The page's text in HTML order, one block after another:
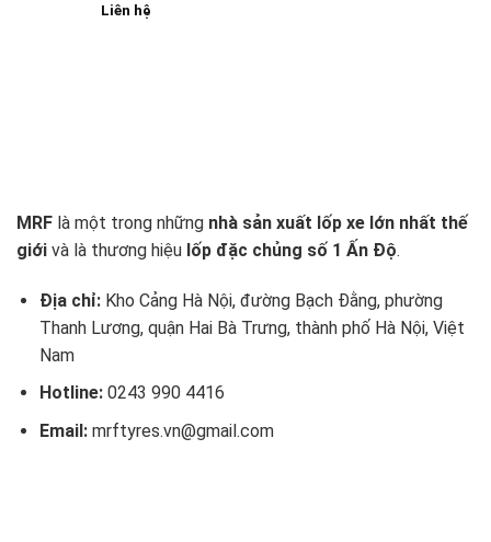
Liên hệ
MRF là một trong những nhà sản xuất lốp xe lớn nhất thế
giới và là thương hiệu lốp đặc chủng số 1 Ấn Độ.
Địa chỉ:Kho Cảng Hà Nội, đường Bạch Đằng, phường
Thanh Lương, quận Hai Bà Trưng, thành phố Hà Nội, Việt
Nam
Hotline: 0243 990 4416
Email: mrftyres.vn@gmail.com